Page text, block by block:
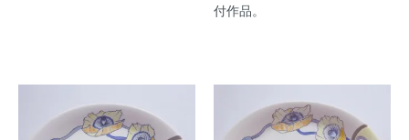
付作品。